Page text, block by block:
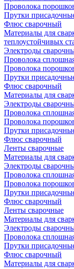
Проволока
Прутки
Флюс сварочный
Материалы для
теплоустойчивых
Электроды
Проволока
Проволока
Прутки
Флюс сварочный
Материалы для
Электроды
Проволока
Проволока
Прутки
Флюс сварочный
Ленты сварочные
Материалы для
Электроды
Проволока
Проволока
Прутки
Флюс сварочный
Ленты сварочные
Материалы для
Электроды
Проволока
Прутки
Флюс сварочный
Материалы для